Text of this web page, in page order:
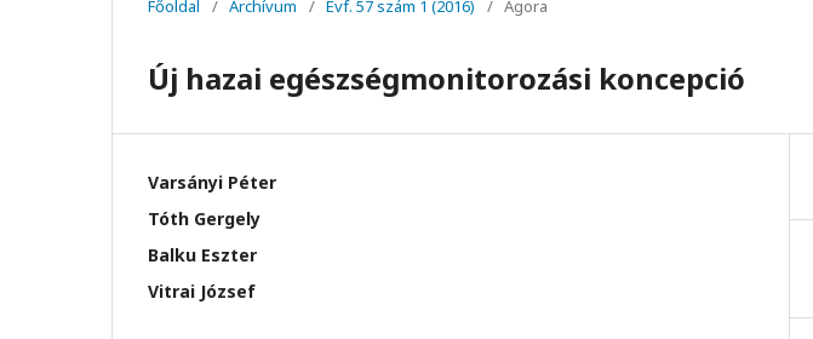
Főoldal / Archívum / Évf. 57 szám 1 (2016) / Agora
Új hazai egészségmonitorozási koncepció
Varsányi Péter
Tóth Gergely
Balku Eszter
Vitrai József